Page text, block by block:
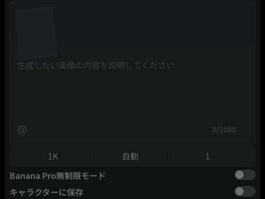
@ 0/2000
1K 自動
1
Banana Pro無制限モード
キャラクターに保存